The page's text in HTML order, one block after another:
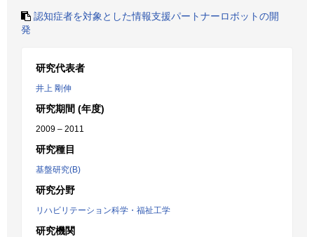
認知症者を対象とした情報支援パートナーロボットの開
発
研究代表者
井上 剛伸
研究期間 (年度)
2009 – 2011
研究種目
基盤研究(B)
研究分野
リハビリテーション科学・福祉工学
研究機関